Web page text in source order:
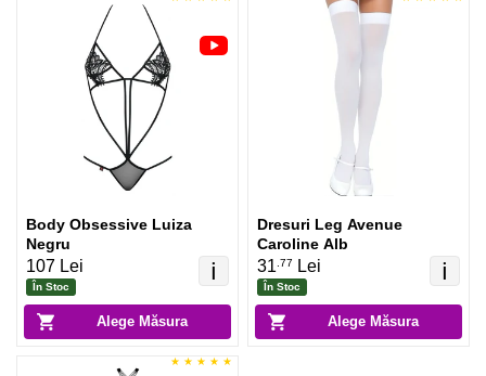
Alege Măsura
ℹ️
Body Obsessive Luiza
Negru
107 Lei
În Stoc
Alege Măsura
ℹ️
Dresuri Leg Avenue
Caroline Alb
31.77 Lei
În Stoc